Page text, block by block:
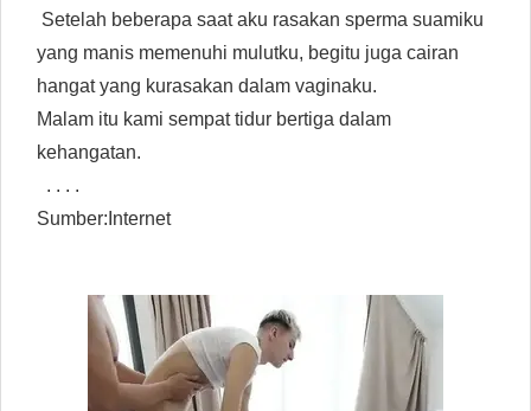
Setelah beberapa saat aku rasakan sperma suamiku
yang manis memenuhi mulutku, begitu juga cairan
hangat yang kurasakan dalam vaginaku.
Malam itu kami sempat tidur bertiga dalam
kehangatan.
. . . .
Sumber:Internet